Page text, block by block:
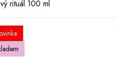
rituál 100 ml